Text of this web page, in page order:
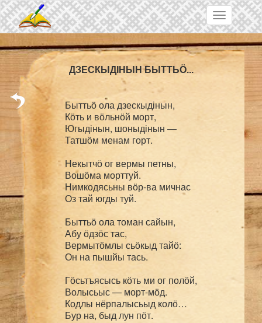
Skip to main content
Toggle
navigation
ДЗЕСКЫДІНЫН БЫТТЬӦ...
Быттьӧ ола дзескыдінын,
Кӧть и вӧльнӧй морт,
Югыдінын, шоныдінын —
Татшӧм менам горт.
Некытчӧ ог вермы петны,
Вошӧма морттуй.
Нимкодясьны вӧр-ва мичнас
Оз тай югды туй.
Быттьӧ ола томан сайын,
Абу ӧдзӧс тас,
Вермытӧмлы сьӧкыд тайӧ:
Он на пышйы тась.
Гӧсьтъясысь кӧть ми ог полӧй,
Волысьыс — морт-мӧд.
Кодлы нёрпалысьыд колӧ…
Бур на, быд лун пӧт.